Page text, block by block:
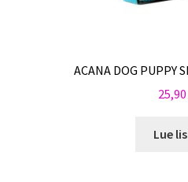
ACANA DOG PUPPY
25,90
Lue